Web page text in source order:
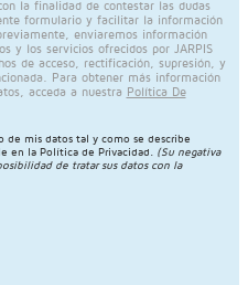
la finalidad de contestar las dudas
formulario y facilitar la información
enviaremos información
y los servicios ofrecidos por JARPIS
de acceso, rectificación, supresión, y
Para obtener más información
acceda a nuestra Política De
de mis datos tal y como se describe
en la Política de Privacidad
(Su negativa
de tratar sus datos con la